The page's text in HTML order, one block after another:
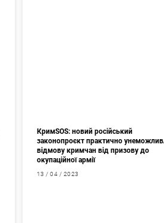
КримSOS: новий російський
законопроєкт практично
відмову кримчан від призову до
окупаційної армії
13 / 04 / 2023